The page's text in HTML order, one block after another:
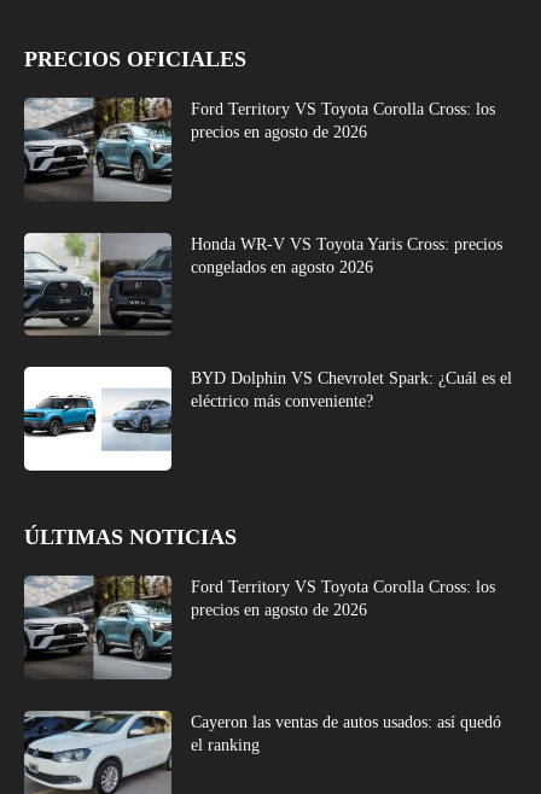
PRECIOS OFICIALES
Ford Territory VS Toyota Corolla Cross: los
precios en agosto de 2026
Honda WR-V VS Toyota Yaris Cross: precios
congelados en agosto 2026
BYD Dolphin VS Chevrolet Spark: ¿Cuál es el
eléctrico más conveniente?
ÚLTIMAS NOTICIAS
Ford Territory VS Toyota Corolla Cross: los
precios en agosto de 2026
Cayeron las ventas de autos usados: así quedó
el ranking